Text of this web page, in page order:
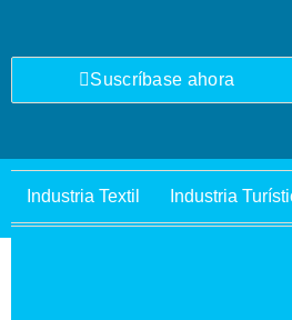
contenido
Suscríbase ahora
Industria Textil Industria